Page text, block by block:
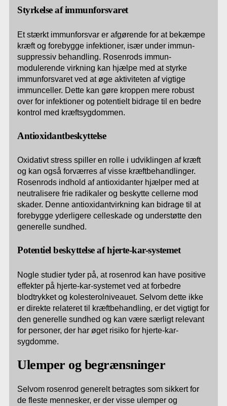
Styrkelse af immunforsvaret
Et stærkt immunforsvar er afgørende for at bekæmpe
kræft og forebygge infektioner, især under immun-
suppressiv behandling. Rosenrods immun-
modulerende virkning kan hjælpe med at styrke
immunforsvaret ved at øge aktiviteten af vigtige
immunceller. Dette kan gøre kroppen mere robust
over for infektioner og potentielt bidrage til en bedre
kontrol med kræftsygdommen.
Antioxidantbeskyttelse
Oxidativt stress spiller en rolle i udviklingen af kræft
og kan også forværres af visse kræftbehandlinger.
Rosenrods indhold af antioxidanter hjælper med at
neutralisere frie radikaler og beskytte cellerne mod
skader. Denne antioxidantvirkning kan bidrage til at
forebygge yderligere celleskade og understøtte den
generelle sundhed.
Potentiel beskyttelse af hjerte-kar-systemet
Nogle studier tyder på, at rosenrod kan have positive
effekter på hjerte-kar-systemet ved at forbedre
blodtrykket og kolesterolniveauet. Selvom dette ikke
er direkte relateret til kræftbehandling, er det vigtigt for
den generelle sundhed og kan være særligt relevant
for personer, der har øget risiko for hjerte-kar-
sygdomme.
Ulemper og begrænsninger
Selvom rosenrod generelt betragtes som sikkert for
de fleste mennesker, er der visse ulemper og